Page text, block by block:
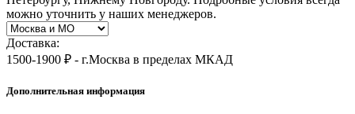
можно уточнить у наших менеджеров.
Доставка:
1500-1900 ₽ - г.Москва в пределах МКАД
Дополнительная информация